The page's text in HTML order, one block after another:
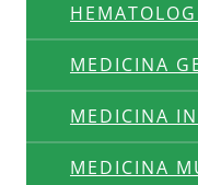
MEDICINA
MEDICINA
MEDICINA